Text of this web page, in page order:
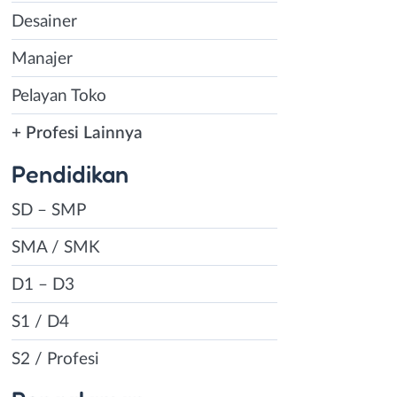
Desainer
Manajer
Pelayan Toko
+ Profesi Lainnya
Pendidikan
SD – SMP
SMA / SMK
D1 – D3
S1 / D4
S2 / Profesi